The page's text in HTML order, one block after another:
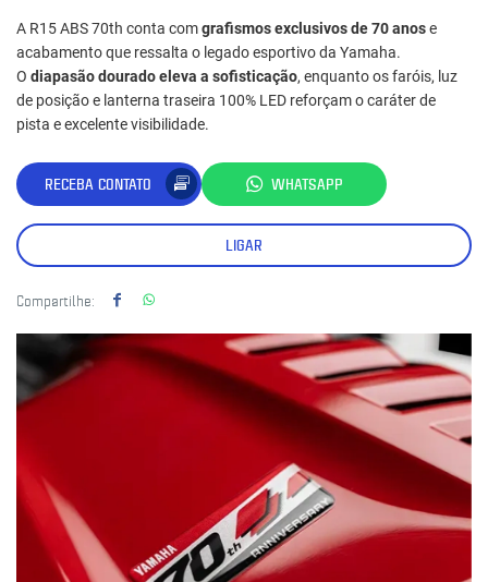
A R15 ABS 70th conta comgrafismos exclusivos de 70 anose
acabamento que ressalta o legado esportivo da Yamaha.
O diapasão dourado eleva a sofisticação, enquanto os faróis, luz
de posição e lanterna traseira 100% LED reforçam o caráter de
pista e excelente visibilidade.
RECEBA CONTATO WHATSAPP
LIGAR
Compartilhe: